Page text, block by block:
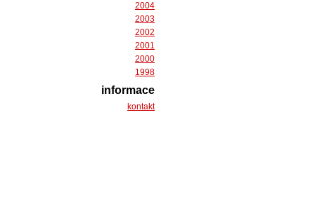
2004
2003
2002
2001
2000
1998
informace
kontakt